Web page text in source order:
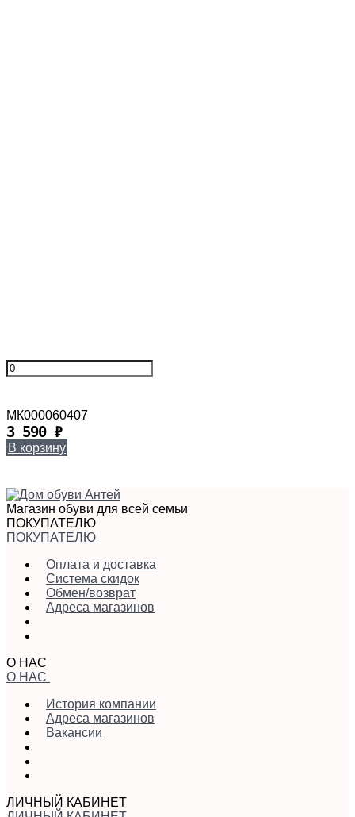
МК000060407
3 590 ₽
В корзину
Магазин обуви для всей семьи
ПОКУПАТЕЛЮ
ПОКУПАТЕЛЮ
Оплата и доставка
Система скидок
Обмен/возврат
Адреса магазинов
О НАС
О НАС
История компании
Адреса магазинов
Вакансии
ЛИЧНЫЙ КАБИНЕТ